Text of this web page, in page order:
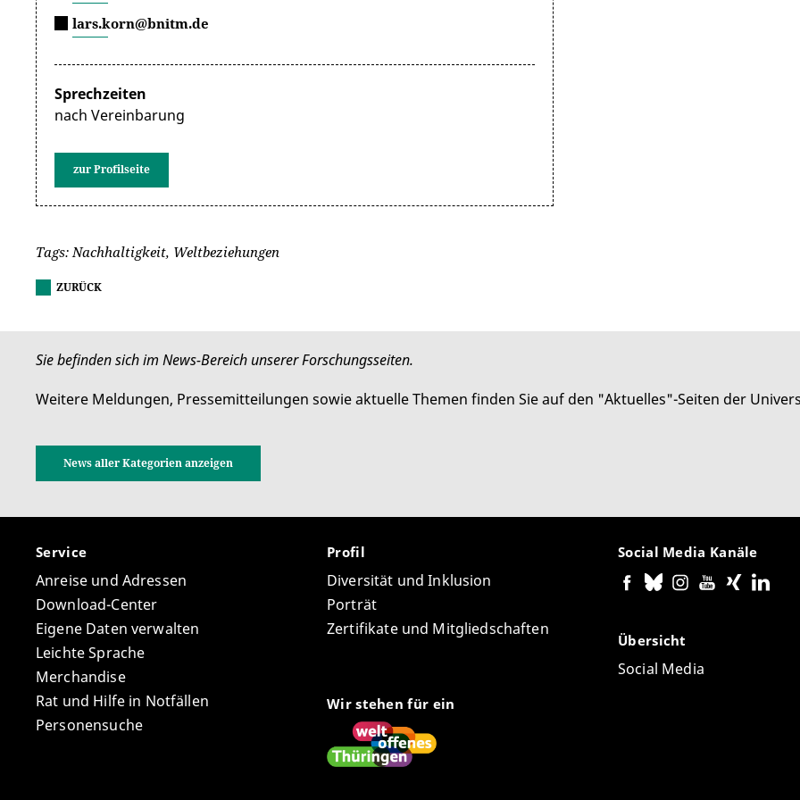
lars.korn@bnitm.de
Sprechzeiten
nach Vereinbarung
zur Profilseite
Tags: Nachhaltigkeit, Weltbeziehungen
ZURÜCK
Sie befinden sich im News-Bereich unserer Forschungsseiten.
Weitere Meldungen, Pressemitteilungen sowie aktuelle Themen finden Sie auf den "Aktuelles"-Seiten der
News aller Kategorien anzeigen
Service
Anreise und Adressen
Download-Center
Eigene Daten verwalten
Leichte Sprache
Merchandise
Rat und Hilfe in Notfällen
Personensuche
Profil
Diversität und Inklusion
Porträt
Zertifikate und Mitgliedschaften
Wir stehen für ein
Social Media Kanäle
Übersicht
Social Media